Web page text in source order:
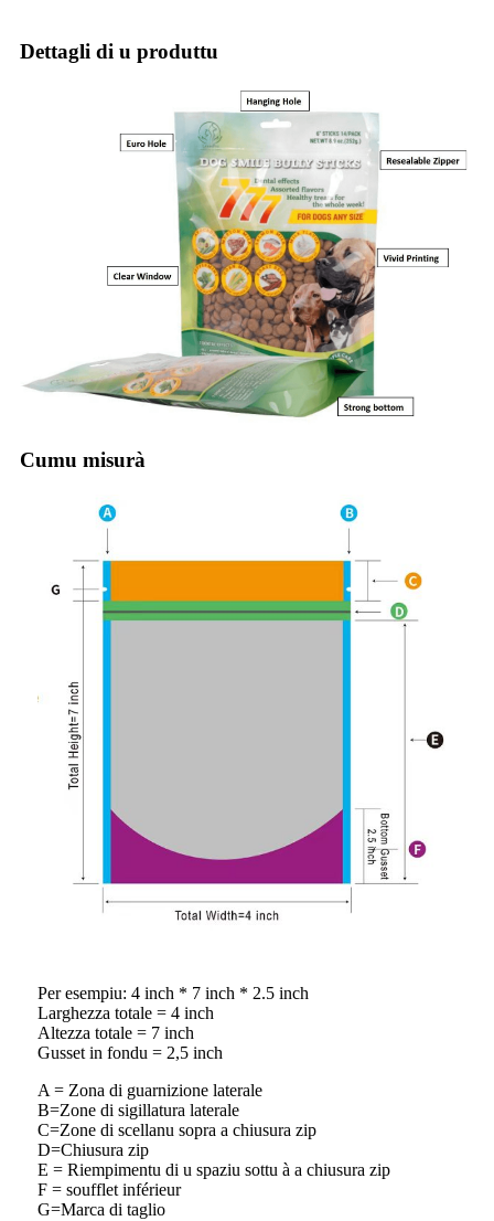
Dettagli di u produttu
Cumu misurà
Per esempiu: 4 inch * 7 inch * 2.5 inch
Larghezza totale = 4 inch
Altezza totale = 7 inch
Gusset in fondu = 2,5 inch
A = Zona di guarnizione laterale
B=Zone di sigillatura laterale
C=Zone di scellanu sopra a chiusura zip
D=Chiusura zip
E = Riempimentu di u spaziu sottu à a chiusura zip
F = soufflet inférieur
G=Marca di taglio